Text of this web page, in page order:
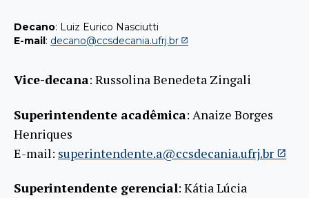
Decano: Luiz Eurico Nasciutti
E-mail: decano@ccsdecania.ufrj.br
Vice-decana: Russolina Benedeta Zingali
Superintendente acadêmica: Anaize Borges
Henriques
E-mail: superintendente.a@ccsdecania.ufrj.br
Superintendente gerencial: Kátia Lúcia